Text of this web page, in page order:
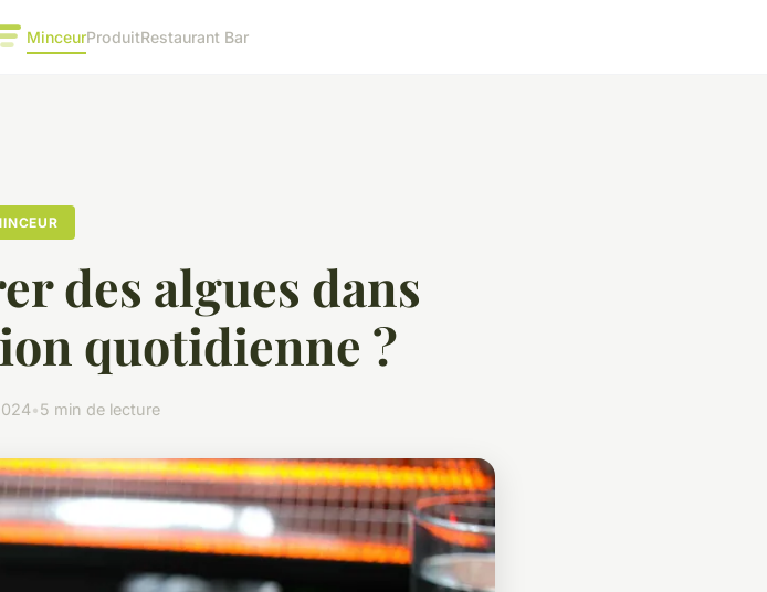
MinceurProduitRestaurant Bar
des algues dans
quotidienne ?
•5 min de lecture